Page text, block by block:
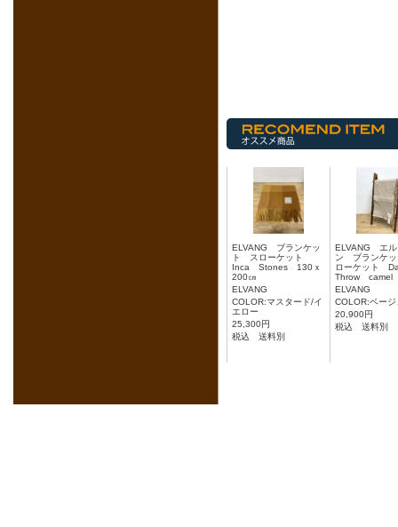
ELVANG ブランケッ
ト スローケット
Inca Stones 130ｘ
200㎝
ELVANG
COLOR:マスタード/イ
エロー
25,300円
税込 送料別
ELVANG エル
ン ブランケ
ローケット
Throw camel
ELVANG
COLOR:ベージ
20,900円
税込 送料別